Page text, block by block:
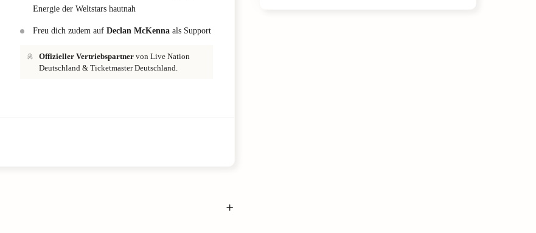
Energie der Weltstars hautnah
Freu dich zudem auf Declan McKenna als Support
Offizieller Vertriebspartner von Live Nation
Deutschland & Ticketmaster Deutschland.